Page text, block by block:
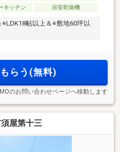
キッチン 浴室乾燥機
※LDK18帖以上＆※敷地60坪以
らう(無料)
のお問い合わせページへ移動します
屋第十三